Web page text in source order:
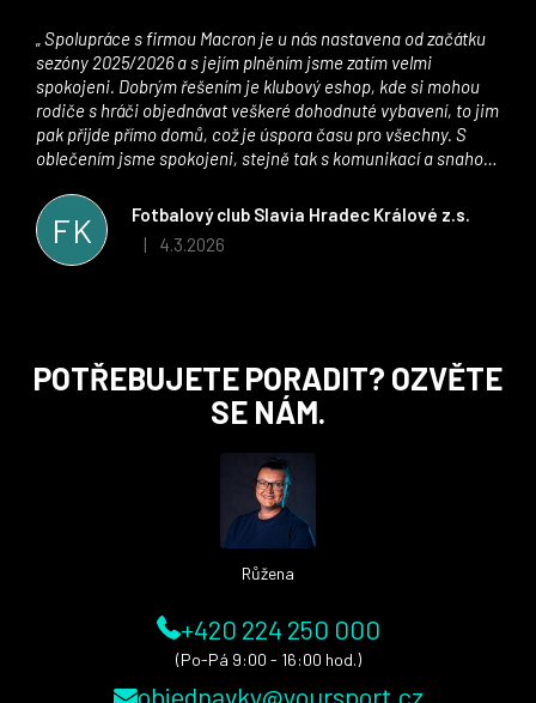
FK
Fotbalový club Slavia Hradec Králové z.s.
Hodnocení obchodu je 5 z 5 hvězdiček.
4.3.2026
sezóny 2025/2026 a s jejím plněním jsme zatím velmi
spokojeni. Dobrým řešením je klubový eshop, kde si mohou
rodiče s hráči objednávat veškeré dohodnuté vybavení, to jim
pak přijde přímo domů, což je úspora času pro všechny. S
oblečením jsme spokojeni, stejně tak s komunikací a snahou
stran. Věříme, že v tomto duchu bude spolupráce pokračovat
i nadále, nyní už začínáme řešit i první sady dresů ;)
POTŘEBUJETE PORADIT? OZVĚTE
SE NÁM.
Růžena
+420 224 250 000
(Po-Pá 9:00 - 16:00 hod.)
objednavky@yoursport.cz